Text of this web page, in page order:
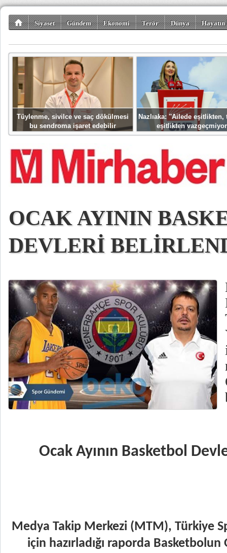
Siyaset Gündem Ekonomi Terör Dünya
Tüylenme, sivilce ve saç dökülmesi
bu sendroma işaret edebilir
Nazlıaka: ''Ailede eşitlikten,
eşitlikten
OCAK AYININ
DEVLERİ
Ocak Ayının Basketbol
Medya Takip Merkezi (MTM), Türkiye
için hazırladığı raporda Basketbolun